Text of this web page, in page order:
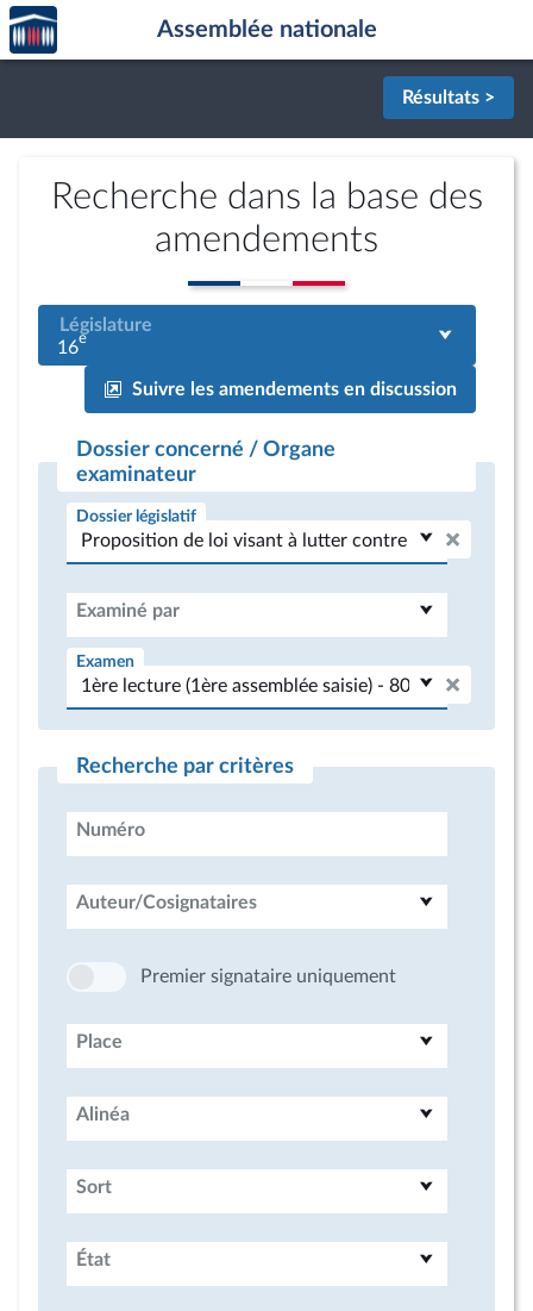
Aller au contenu
Aller en bas de la page
Accèder
à la
page
Assemblée nationale
Résultats >
Recherche dans la base des
amendements
Législature
16e
Suivre les amendements en discussion
Dossier concerné / Organe
examinateur
Dossier législatif
Examiné par
Examen
Recherche par critères
Numéro
Auteur/Cosignataires
Premier signataire uniquement
Place
Alinéa
Sort
État